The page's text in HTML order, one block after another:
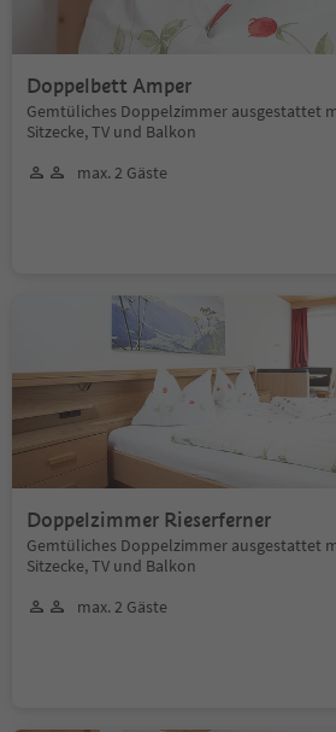
Doppelbett Amper
Gemtüliches Doppelzimmer ausgestattet
Sitzecke, TV und Balkon
max. 2 Gäste
Doppelzimmer Rieserferner
Gemtüliches Doppelzimmer ausgestattet
Sitzecke, TV und Balkon
max. 2 Gäste